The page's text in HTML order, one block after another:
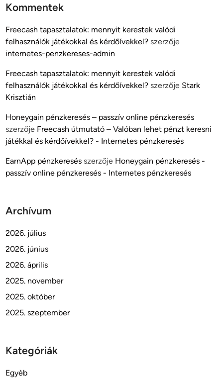
Kommentek
Freecash tapasztalatok: mennyit kerestek valódi
felhasználók játékokkal és kérdőívekkel? szerzője
internetes-penzkereses-admin
Freecash tapasztalatok: mennyit kerestek valódi
felhasználók játékokkal és kérdőívekkel? szerzője Stark
Krisztián
Honeygain pénzkeresés – passzív online pénzkeresés
szerzője Freecash útmutató – Valóban lehet pénzt keresni
játékkal és kérdőívekkel? - Internetes pénzkeresés
EarnApp pénzkeresés szerzője Honeygain pénzkeresés -
passzív online pénzkeresés - Internetes pénzkeresés
Archívum
2026. július
2026. június
2026. április
2025. november
2025. október
2025. szeptember
Kategóriák
Egyèb